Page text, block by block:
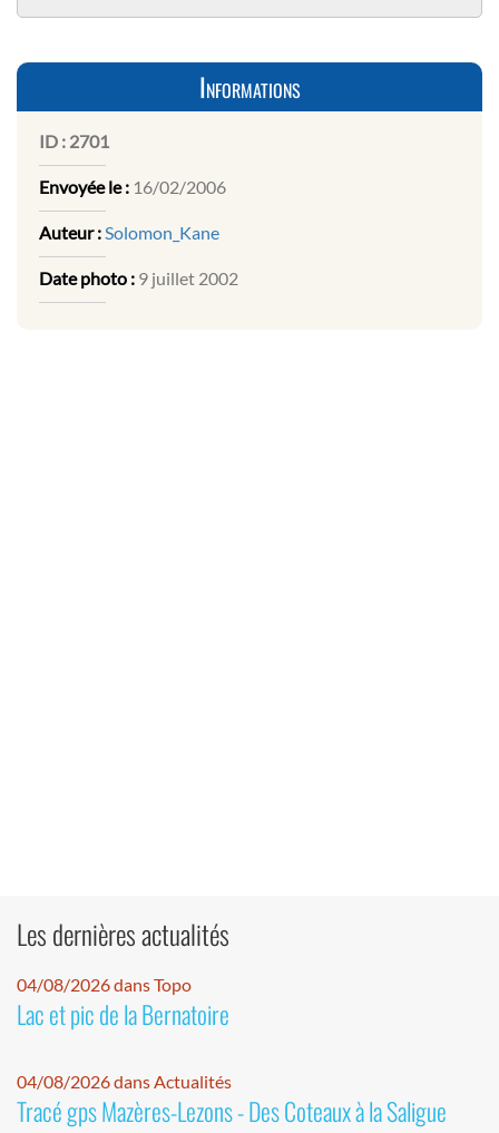
Informations
ID : 2701
Envoyée le : 16/02/2006
Auteur :Solomon_Kane
Date photo : 9 juillet 2002
Les dernières actualités
04/08/2026 dans Topo
Lac et pic de la Bernatoire
04/08/2026 dans Actualités
Tracé gps Mazères-Lezons - Des Coteaux à la Saligue